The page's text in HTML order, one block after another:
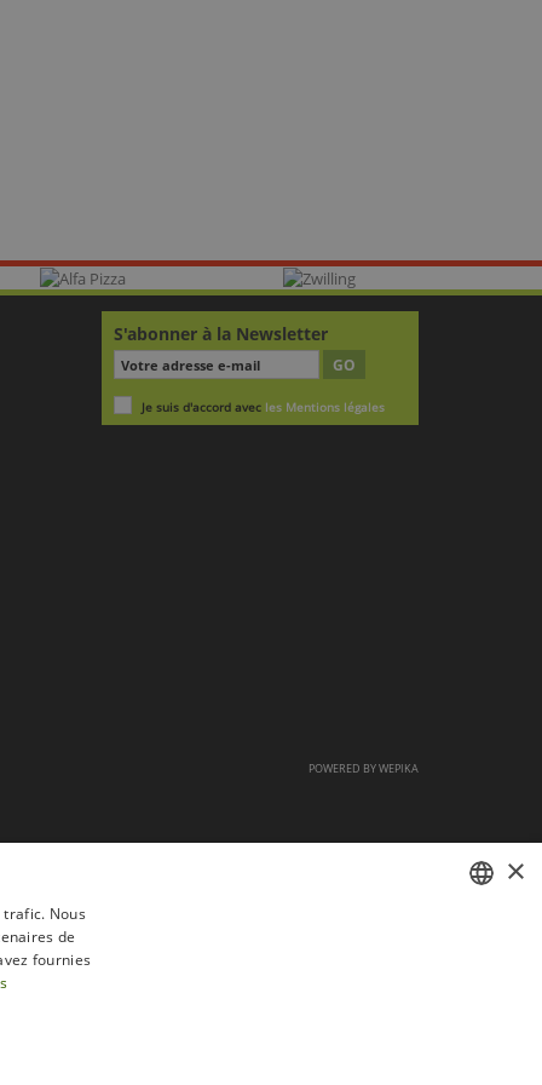
S'abonner à la Newsletter
GO
Je suis d'accord avec les Mentions légales
POWERED BYWEPIKA
×
Nous
de
fournies